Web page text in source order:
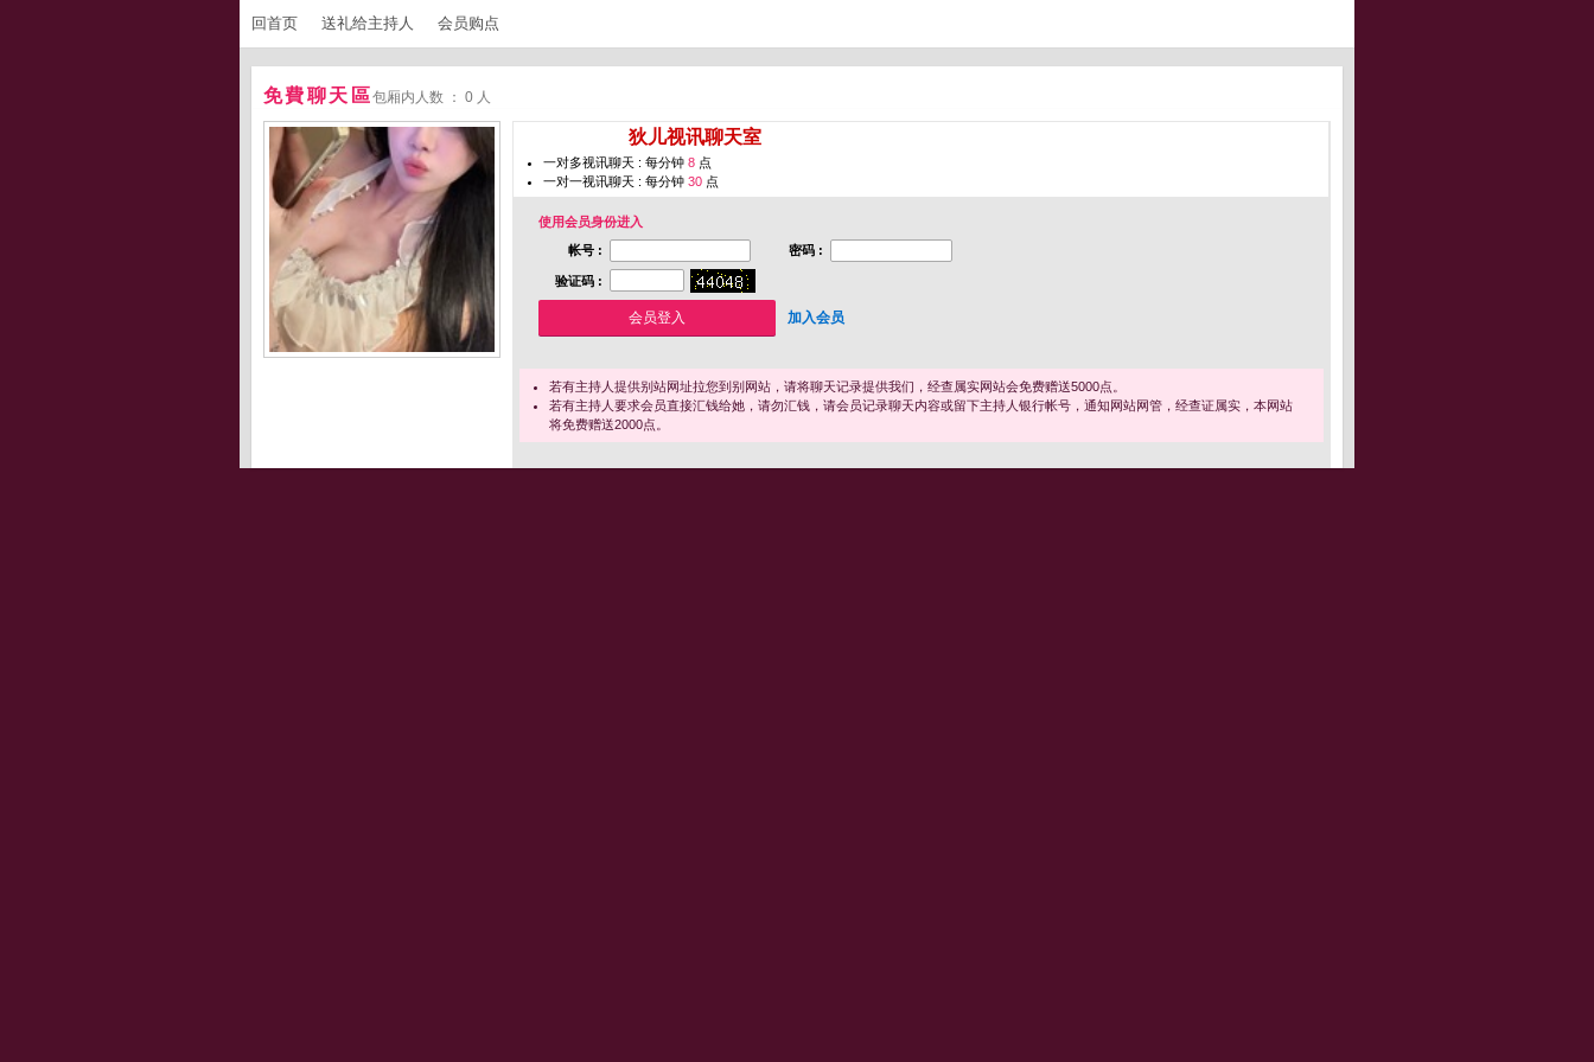
回首页 送礼给主持人 会员购点
免費聊天區包厢内人数 ： 0 人
狄儿视讯聊天室
一对多视讯聊天 : 每分钟 8 点
一对一视讯聊天 : 每分钟 30 点
使用会员身份进入
帐号 :
密码 :
验证码 :
加入会员
若有主持人提供别站网址拉您到别网站，请将聊天记录提供我们，经查属实网站会免费赠送5000点。
若有主持人要求会员直接汇钱给她，请勿汇钱，请会员记录聊天内容或留下主持人银行帐号，通知网站网管，经查证属实，本网站
将免费赠送2000点。